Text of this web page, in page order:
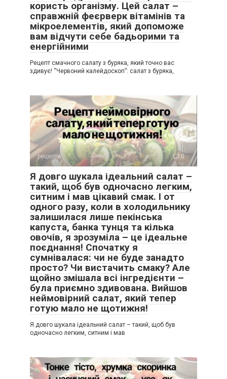
користь організму. Цей салат –
справжній феєрверк вітамінів та
мікроелементів, який допоможе
вам відчути себе бадьорими та
енергійними
Рецепт смачного салату з буряка, який точно вас
здивує! “Червоний калейдоскоп”: салат з буряка,
рецепти 0
Я довго шукала ідеальний салат –
такий, щоб був одночасно легким,
ситним і мав цікавий смак. І от
одного разу, коли в холодильнику
залишилася лише пекінська
капуста, банка тунця та кілька
овочів, я зрозуміла – це ідеальне
поєднання! Спочатку я
сумнівалася: чи не буде занадто
просто? Чи вистачить смаку? Але
щойно змішала всі інгредієнти –
була приємно здивована. Вийшов
неймовірний салат, який тепер
готую мало не щотижня!
Я довго шукала ідеальний салат – такий, щоб був
одночасно легким, ситним і мав